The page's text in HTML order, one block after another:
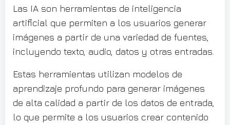
Las IA son herramientas de inteligencia
artificial que permiten a los usuarios generar
imágenes a partir de una variedad de fuentes,
incluyendo texto, audio, datos y otras entradas.
Estas herramientas utilizan modelos de
aprendizaje profundo para generar imágenes
de alta calidad a partir de los datos de entrada,
lo que permite a los usuarios crear contenido